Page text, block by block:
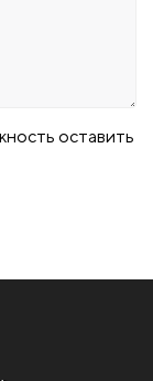
оставить